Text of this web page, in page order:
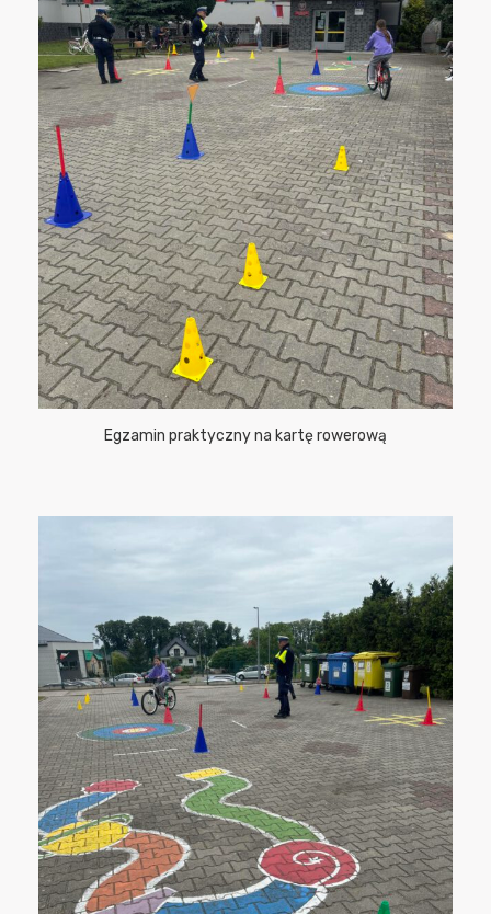
Egzamin praktyczny na kartę rowerową